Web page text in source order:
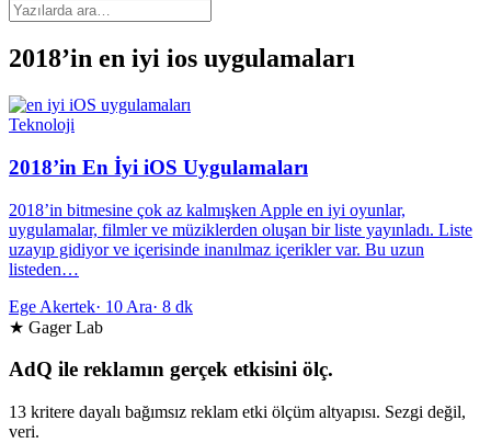
2018’in en iyi ios uygulamaları
Teknoloji
2018’in En İyi iOS Uygulamaları
2018’in bitmesine çok az kalmışken Apple en iyi oyunlar,
uygulamalar, filmler ve müziklerden oluşan bir liste yayınladı. Liste
uzayıp gidiyor ve içerisinde inanılmaz içerikler var. Bu uzun
listeden…
Ege Akertek· 10 Ara· 8 dk
★ Gager Lab
AdQ ile reklamın gerçek etkisini ölç.
13 kritere dayalı bağımsız reklam etki ölçüm altyapısı. Sezgi değil,
veri.